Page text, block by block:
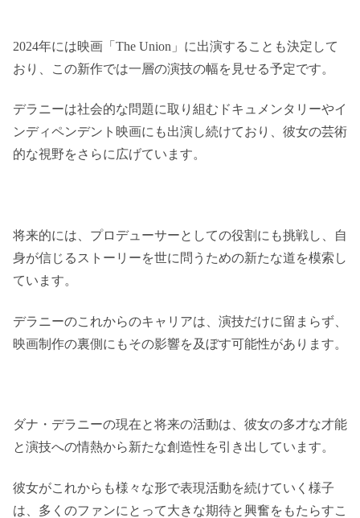
2024年には映画「The Union」に出演することも決定して
おり、この新作では一層の演技の幅を見せる予定です。
デラニーは社会的な問題に取り組むドキュメンタリーやイ
ンディペンデント映画にも出演し続けており、彼女の芸術
的な視野をさらに広げています。
将来的には、プロデューサーとしての役割にも挑戦し、自
身が信じるストーリーを世に問うための新たな道を模索し
ています。
デラニーのこれからのキャリアは、演技だけに留まらず、
映画制作の裏側にもその影響を及ぼす可能性があります。
ダナ・デラニーの現在と将来の活動は、彼女の多才な才能
と演技への情熱から新たな創造性を引き出しています。
彼女がこれからも様々な形で表現活動を続けていく様子
は、多くのファンにとって大きな期待と興奮をもたらすこ